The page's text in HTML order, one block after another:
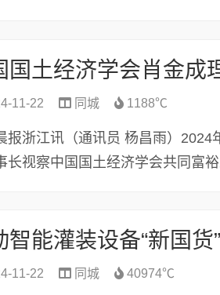
11-22 同城 1188℃
报浙江讯（通讯员 杨昌雨）
长视察中国国土经济学会共同富
11-22 同城 40974℃